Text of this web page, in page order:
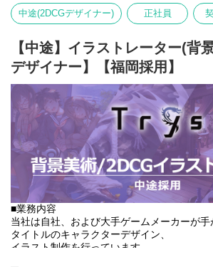
着彩までお任せいたします。）
・背景デザイン
・コンセプトアート
└ゲーム初期開発のサポートや世界観構築の
ター設定、衣装デザインや武器、背景など
チームはこれまでのご経験や適性によって決
ご希望の案件や得意領域は面接でお話くださ
中途(2DCGデザイナー) 正社員
【中途】イラストレーター(背
デザイナー】【福岡採用】
■業務内容
当社は自社、および大手ゲームメーカーが
タイトルのキャラクターデザイン、
イラスト制作を行っています。